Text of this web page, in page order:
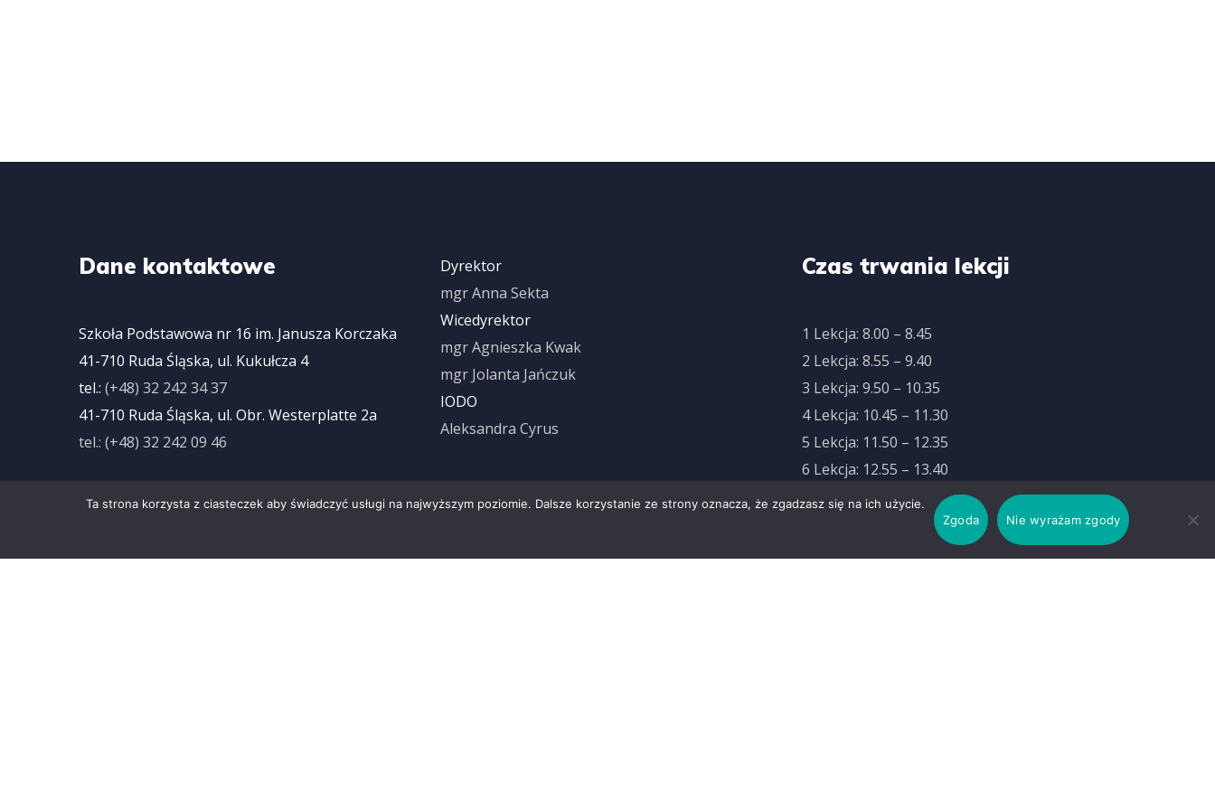
Dane kontaktowe
Szkoła Podstawowa nr 16 im. Janusza Korczaka
41-710 Ruda Śląska, ul. Kukułcza 4
tel.: (+48) 32 242 34 37
41-710 Ruda Śląska, ul. Obr. Westerplatte 2a
tel.: (+48) 32 242 09 46
Sekretariat:
czynny od 7.30 -15.30
Dyrektor
mgr Anna Sekta
Wicedyrektor
mgr Agnieszka Kwak
mgr Jolanta Jańczuk
IODO
Aleksandra Cyrus
Czas trwania lekcji
1 Lekcja: 8.00 – 8.45
2 Lekcja: 8.55 – 9.40
3 Lekcja: 9.50 – 10.35
4 Lekcja: 10.45 – 11.30
5 Lekcja: 11.50 – 12.35
6 Lekcja: 12.55 – 13.40
7 Lekcja: 13.50 – 14.35
8 Lekcja: 14.45 – 15.30
Ta strona korzysta z ciasteczek aby świadczyć usługi na najwyższym poziomie. Dalsze korzystanie ze strony oznacza, że zgadzasz się na ich użycie.
Zgoda
Nie wyrażam zgody